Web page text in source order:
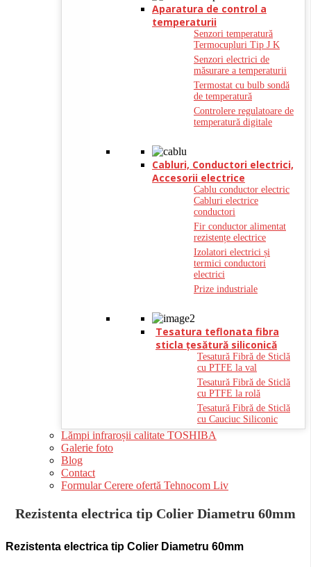
Aparatura de control a
temperaturii
Senzori temperatură
Termocupluri Tip J K
Senzori electrici de
măsurare a temperaturii
Termostat cu bulb sondă
de temperatură
Controlere regulatoare de
temperatură digitale
Cabluri, Conductori electrici,
Accesorii electrice
Cablu conductor electric
Cabluri electrice
conductori
Fir conductor alimentat
rezistențe electrice
Izolatori electrici și
termici conductori
electrici
Prize industriale
Tesatura teflonata fibra
sticla ţesătură siliconică
Tesatură Fibră de Sticlă
cu PTFE la val
Tesatură Fibră de Sticlă
cu PTFE la rolă
Tesatură Fibră de Sticlă
cu Cauciuc Siliconic
Lămpi infraroșii calitate TOSHIBA
Galerie foto
Blog
Contact
Formular Cerere ofertă Tehnocom Liv
Rezistenta electrica tip Colier Diametru 60mm
Rezistenta electrica tip Colier Diametru 60mm